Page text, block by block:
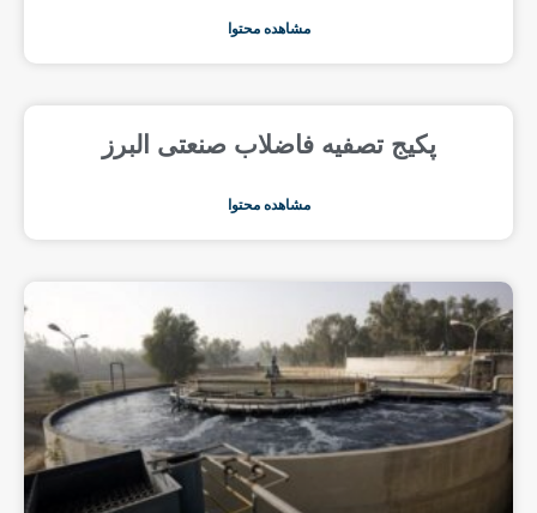
مشاهده محتوا
پکیج تصفیه فاضلاب صنعتی البرز
مشاهده محتوا